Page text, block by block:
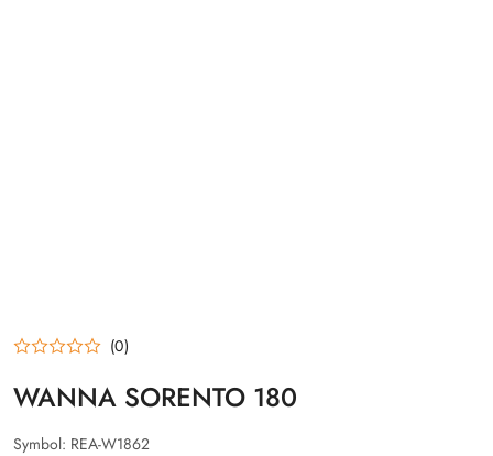
(0)
WANNA SORENTO 180
Symbol: REA-W1862